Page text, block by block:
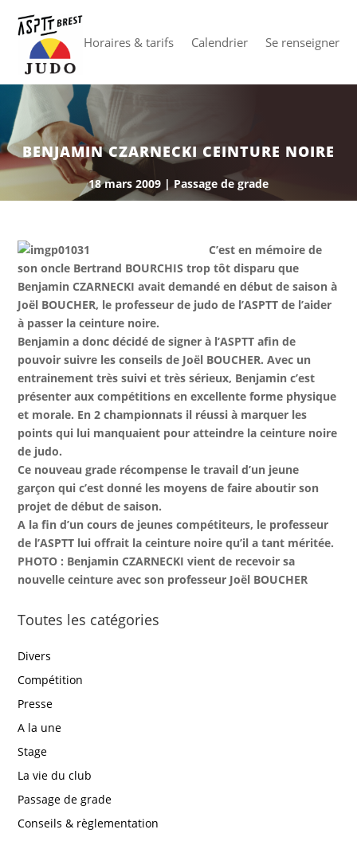
Horaires & tarifs Calendrier Se renseigner
BENJAMIN CZARNECKI CEINTURE NOIRE
18 mars 2009 |Passage de grade
C’est en mémoire de
son oncle Bertrand BOURCHIS trop tôt disparu que
Benjamin CZARNECKI avait demandé en début de saison à
Joël BOUCHER, le professeur de judo de l’ASPTT de l’aider
à passer la ceinture noire.
Benjamin a donc décidé de signer à l’ASPTT afin de
pouvoir suivre les conseils de Joël BOUCHER. Avec un
entrainement très suivi et très sérieux, Benjamin c’est
présenter aux compétitions en excellente forme physique
et morale. En 2 championnats il réussi à marquer les
points qui lui manquaient pour atteindre la ceinture noire
de judo.
Ce nouveau grade récompense le travail d’un jeune
garçon qui c’est donné les moyens de faire aboutir son
projet de début de saison.
A la fin d’un cours de jeunes compétiteurs, le professeur
de l’ASPTT lui offrait la ceinture noire qu’il a tant méritée.
PHOTO : Benjamin CZARNECKI vient de recevoir sa
nouvelle ceinture avec son professeur Joël BOUCHER
Toutes les catégories
Divers
Compétition
Presse
A la une
Stage
La vie du club
Passage de grade
Conseils & règlementation